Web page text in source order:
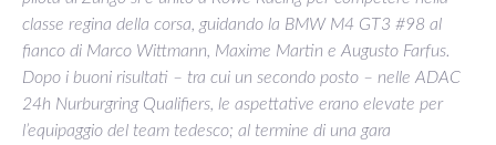
classe regina della corsa, guidando la BMW M4 GT3 #98 al
fianco di Marco Wittmann, Maxime Martin e Augusto Farfus.
Dopo i buoni risultati – tra cui un secondo posto – nelle ADAC
24h Nurburgring Qualifiers, le aspettative erano elevate per
l’equipaggio del team tedesco; al termine di una gara